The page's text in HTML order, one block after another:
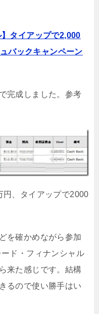
タイアップで2,000
バックキャンペーン
完成しました。参考
円、タイアップで2000
を確かめながら参加
ド・フィナンシャル
来た感じです。結構
るので使い勝手はい